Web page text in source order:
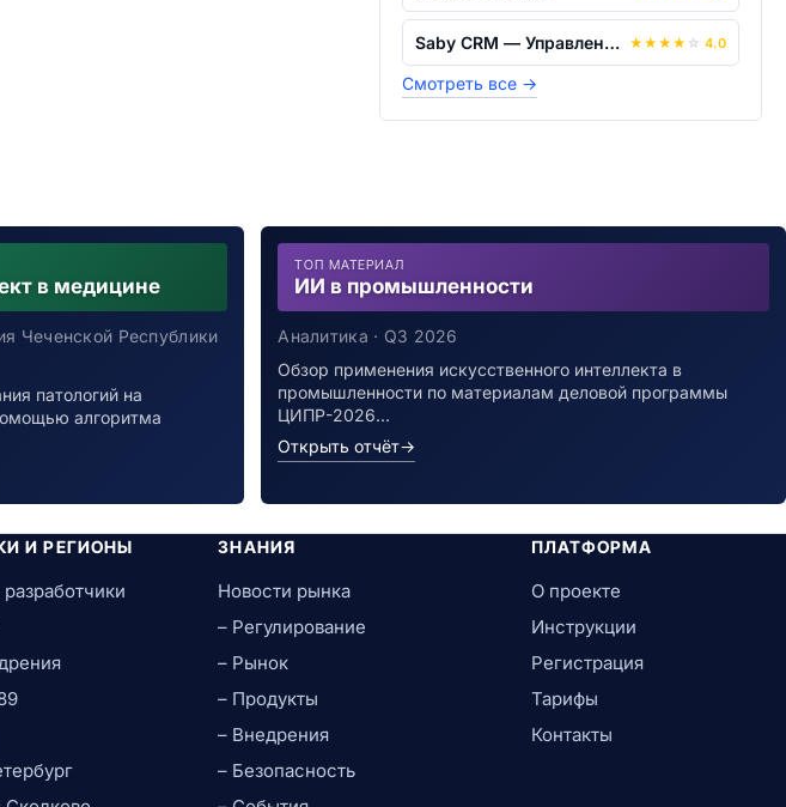
Saby CRM — Управление продажами ★ ★ ★ ★ ☆ 4.0
Смотреть все →
в медицине
Чеченской Республики
патологий на
алгоритма
ТОП МАТЕРИАЛ
ИИ в промышленности
Аналитика · Q3 2026
Обзор применения искусственного интеллекта в
промышленности по материалам деловой программы
ЦИПР-2026…
Открыть отчёт→
И РЕГИОНЫ ЗНАНИЯ
Новости рынка
– Регулирование
– Рынок
– Продукты
– Внедрения
– Безопасность
ПЛАТФОРМА
О проекте
Инструкции
Регистрация
Тарифы
Контакты